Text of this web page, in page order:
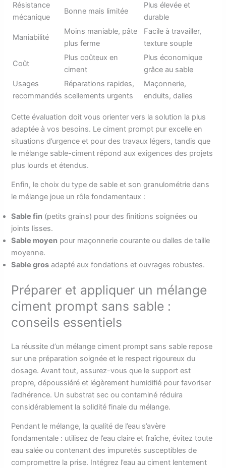
Résistance
mécanique
Bonne mais limitée
Plus élevée et
durable
Maniabilité
Moins maniable, pâte
plus ferme
Facile à travailler,
texture souple
Coût
Plus coûteux en
ciment
Plus économique
grâce au sable
Usages
recommandés
Réparations rapides,
scellements urgents
Maçonnerie,
enduits, dalles
Cette évaluation doit vous orienter vers la solution la plus
adaptée à vos besoins. Le ciment prompt pur excelle en
situations d’urgence et pour des travaux légers, tandis que
le mélange sable-ciment répond aux exigences des projets
plus lourds et étendus.
Enfin, le choix du type de sable et son granulométrie dans
le mélange joue un rôle fondamentaux :
Sable fin (petits grains) pour des finitions soignées ou
joints lisses.
Sable moyen pour maçonnerie courante ou dalles de taille
moyenne.
Sable gros adapté aux fondations et ouvrages robustes.
Préparer et appliquer un mélange
ciment prompt sans sable :
conseils essentiels
La réussite d’un mélange ciment prompt sans sable repose
sur une préparation soignée et le respect rigoureux du
dosage. Avant tout, assurez-vous que le support est
propre, dépoussiéré et légèrement humidifié pour favoriser
l’adhérence. Un substrat sec ou contaminé réduira
considérablement la solidité finale du mélange.
Pendant le mélange, la qualité de l’eau s’avère
fondamentale : utilisez de l’eau claire et fraîche, évitez toute
eau salée ou contenant des impuretés susceptibles de
compromettre la prise. Intégrez l’eau au ciment lentement